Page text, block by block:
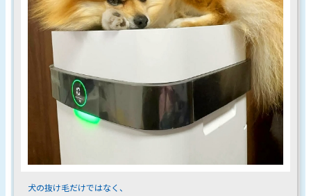
犬の抜け毛だけではなく、